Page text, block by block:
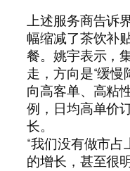
上述服务商告诉
幅缩减了茶饮补
餐。姚宇表示，
走，方向是“缓
向高客单、高粘
例，日均高单价
长。
“我们没有做市
的增长，甚至很